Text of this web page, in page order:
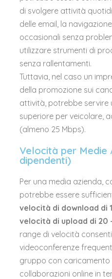
di svolgere attività
delle email, la
occasionali senza
utilizzare strumenti di
senza rallentamenti.
Tuttavia, nel caso un
della promozione sui
attività, potrebbe servire
superiore per veicolare,
(almeno 25 Mbps).
Velocità per Medie
dipendenti)
Per una media azienda,
potrebbe essere
velocità di download di
velocità di upload di 20
range di velocità
videoconferenze
gruppo con caricamento
collaborazioni online in